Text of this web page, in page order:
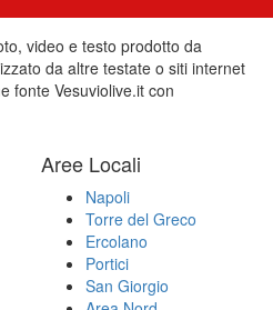
video e testo prodotto da
da altre testate o siti internet
fonte Vesuviolive.it con
Aree Locali
Napoli
Torre del Greco
Ercolano
Portici
San Giorgio